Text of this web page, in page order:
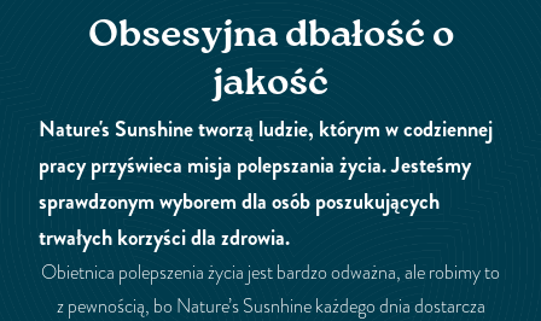
Obsesyjna dbałość o
jakość
Nature's Sunshine tworzą ludzie, którym w codziennej
pracy przyświeca misja polepszania życia. Jesteśmy
sprawdzonym wyborem dla osób poszukujących
trwałych korzyści dla zdrowia.
Obietnica polepszenia życia jest bardzo odważna, ale robimy to
z pewnością, bo Nature’s Susnhine każdego dnia dostarcza